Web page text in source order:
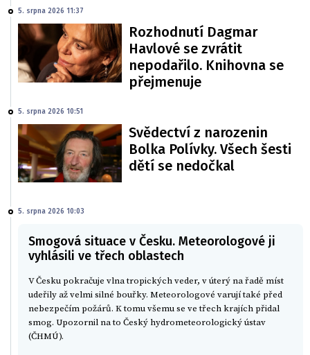
5. srpna 2026 11:37
Rozhodnutí Dagmar
Havlové se zvrátit
nepodařilo. Knihovna se
přejmenuje
5. srpna 2026 10:51
Svědectví z narozenin
Bolka Polívky. Všech šesti
dětí se nedočkal
5. srpna 2026 10:03
Smogová situace v Česku. Meteorologové ji
vyhlásili ve třech oblastech
V Česku pokračuje vlna tropických veder, v úterý na řadě míst
udeřily až velmi silné bouřky. Meteorologové varují také před
nebezpečím požárů. K tomu všemu se ve třech krajích přidal
smog. Upozornil na to Český hydrometeorologický ústav
(ČHMÚ).